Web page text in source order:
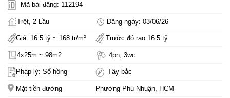
Mã bài đăng: 112194
Trệt, 2 Lầu Đăng ngày: 03/06/26
Giá: 16.5 tỷ ~ 168 tr/m² Trước đó rao 16.5 tỷ
4x25m ~ 98m2 4pn, 3wc
Pháp lý: Sổ hồng Tây bắc
Mặt tiền đường Phường Phú Nhuận, HCM